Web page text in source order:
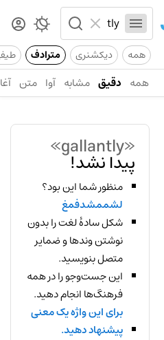
همه دیکشنری مترادف
همه دقیق مشابه آوا متن
«gallantly»
پیدا نشد!
منظور شما این بود؟
لشممشدفمغ
شکل سادهٔ لغت را بدون
نوشتن وندها و ضمایر
متصل بنویسید.
این جست‌وجو را در همه
فرهنگ‌ها انجام دهید.
برای این واژه یک معنی
پیشنهاد دهید.